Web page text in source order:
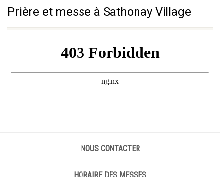
Prière et messe à Sathonay Village
NOUS CONTACTER
HORAIRE DES MESSES